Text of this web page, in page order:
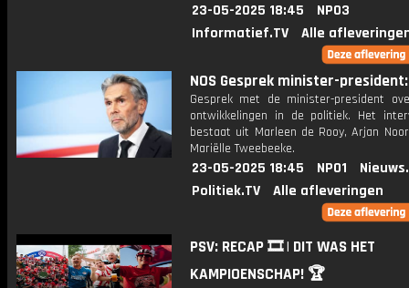
23-05-2025 18:45
NPO3
Informatief.TV
Alle
NOS Gesprek minister-
Gesprek met de minister-president
ontwikkelingen in de politiek. Het
bestaat uit Marleen de Rooy, Arjan
Mariëlle Tweebeeke.
23-05-2025 18:45 NPO1
Politiek.TV
Alle afleveringen
PSV: RECAP 🎞️ | DIT WAS HET
KAMPIOENSCHAP! 🏆